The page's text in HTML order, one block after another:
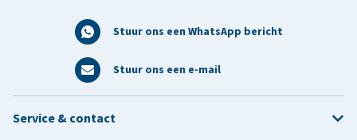
Stuur ons een WhatsApp bericht
Stuur ons een e-mail
Service & contact